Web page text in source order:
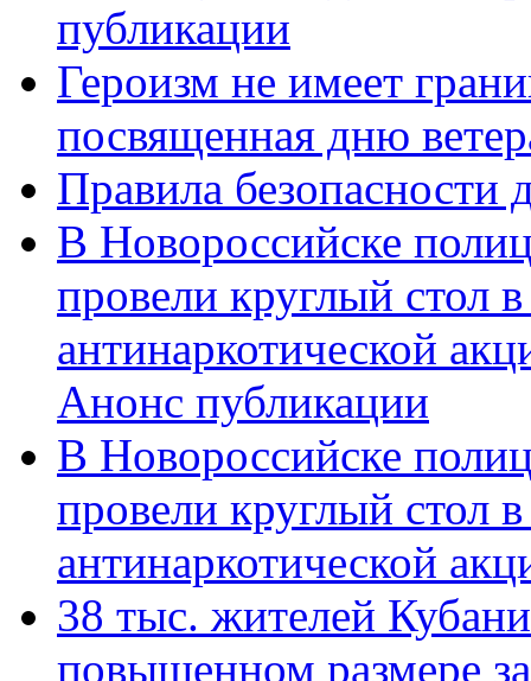
публикации
Героизм не имеет
посвященная дню
Правила безопасности
В Новороссийске
провели круглый стол
антинаркотической
Анонс публикации
В Новороссийске
провели круглый стол
антинаркотической
38 тыс. жителей
повышенном размере